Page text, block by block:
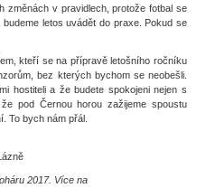
změnách v pravidlech, protože fotbal se
letos uvádět do praxe. Pokud se
kteří se na přípravě letošního ročníku
bez kterých bychom se neobešli.
hostiteli a že budete spokojeni nejen s
pod Černou horou zažijeme spoustu
To bych nám přál.
2017. Více na